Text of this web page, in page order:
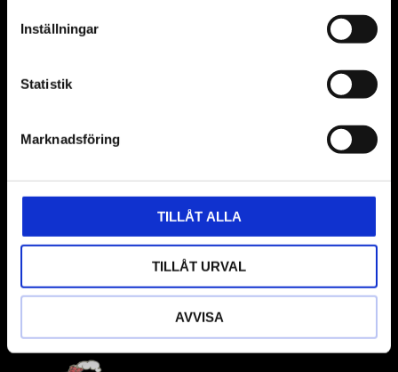
Inställningar
Statistik
Marknadsföring
TILLÅT ALLA
TILLÅT URVAL
AVVISA
& däckmaskiner och Master luftmaskiner. Kontakta oss
gärna om vad som helst då vi gör vårt yttersta för att hjälpa
kunden.